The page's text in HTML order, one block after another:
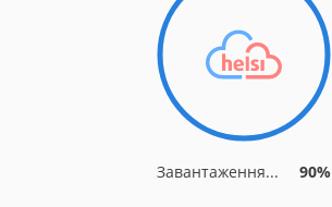
Завантаження... 90%